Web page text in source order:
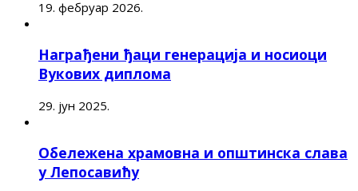
19. фебруар 2026.
Награђени ђаци генерација и носиоци
Вукових диплома
29. јун 2025.
Обележена храмовна и општинска слава
у Лепосавићу